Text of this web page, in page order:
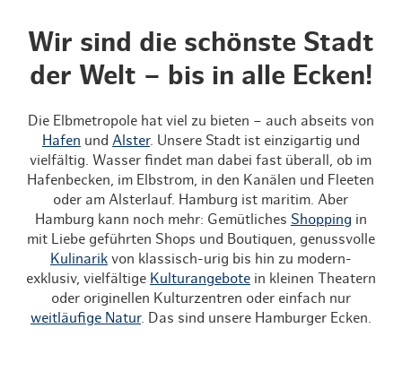
Wir sind die schönste Stadt
der Welt – bis in alle Ecken!
Die Elbmetropole hat viel zu bieten – auch abseits von
Hafen und Alster. Unsere Stadt ist einzigartig und
vielfältig. Wasser findet man dabei fast überall, ob im
Hafenbecken, im Elbstrom, in den Kanälen und Fleeten
oder am Alsterlauf. Hamburg ist maritim. Aber
Hamburg kann noch mehr: Gemütliches Shopping in
mit Liebe geführten Shops und Boutiquen, genussvolle
Kulinarikvon klassisch-urig bis hin zu modern-
exklusiv, vielfältige Kulturangebotein kleinen Theatern
oder originellen Kulturzentren oder einfach nur
weitläufige Natur. Das sind unsere Hamburger Ecken.